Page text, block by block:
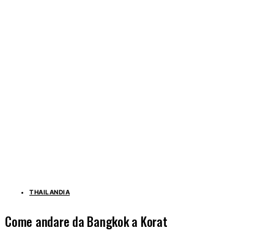
THAILANDIA
Come andare da Bangkok a Korat